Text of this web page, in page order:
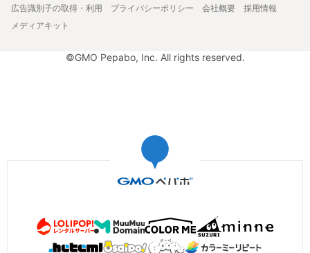
広告識別子の取得・利用
プライバシーポリシー 会社概要
採用情報
メディアキット
©GMO Pepabo, Inc. All rights reserved.